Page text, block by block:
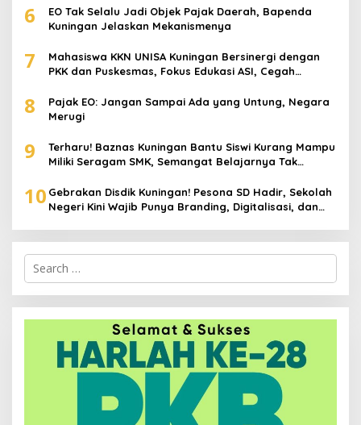
6
EO Tak Selalu Jadi Objek Pajak Daerah, Bapenda
Kuningan Jelaskan Mekanismenya
7
Mahasiswa KKN UNISA Kuningan Bersinergi dengan
PKK dan Puskesmas, Fokus Edukasi ASI, Cegah
8
Pajak EO: Jangan Sampai Ada yang Untung, Negara
Merugi
9
Terharu! Baznas Kuningan Bantu Siswi Kurang Mampu
Miliki Seragam SMK, Semangat Belajarnya Tak
10 Gebrakan Disdik Kuningan! Pesona SD Hadir, Sekolah
Negeri Kini Wajib Punya Branding, Digitalisasi, dan
Search
for: